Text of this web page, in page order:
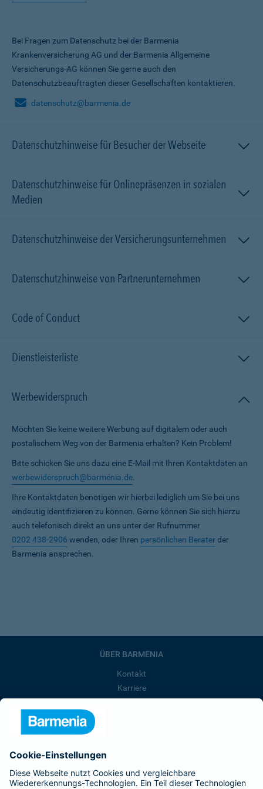
Bei Fragen zum Datenschutz bei der Barmenia
Krankenversicherung AG und der Barmenia Allgemeine
Versicherungs-AG können Sie gerne auch den
Datenschutzbeauftragten dieser Gesellschaften kontaktieren.
datenschutz@barmenia.de
Datenschutzhinweise für Besucher der Webseite
Datenschutzhinweise für Onlinepräsenzen in sozialen
Medien
Datenschutzhinweise der Versicherungsunternehmen
Datenschutzhinweise von Partnerunternehmen
Code of Conduct
Dienstleisterliste
Werbewiderspruch
Möchten Sie keine weitere Werbung auf digitalem oder auch
postalischem Weg von der Barmenia erhalten? Kein Problem!
Bitte schicken Sie uns dazu eine E-Mail mit Ihren Kontaktdaten an
werbewiderspruch@barmenia.de.
Ihre Kontaktdaten benötigen wir hierbei lediglich um Sie bei uns
eindeutig identifizieren zu können. Gerne können Sie sich hierzu
auch telefonisch direkt an uns unter der Rufnummer
0202 438-2906 wenden, oder Ihren persönlichen Beraterder
Barmenia ansprechen.
ÜBER BARMENIA
Kontakt
Karriere
Barmenia ist Teil der BarmeniaGothaer
BELIEBTE SEITEN